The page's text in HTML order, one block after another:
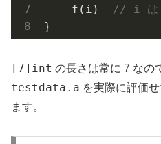
    f(i)
// i は
[7]int の長さは常に 7 なの
testdata.a を実際に評価
ます。